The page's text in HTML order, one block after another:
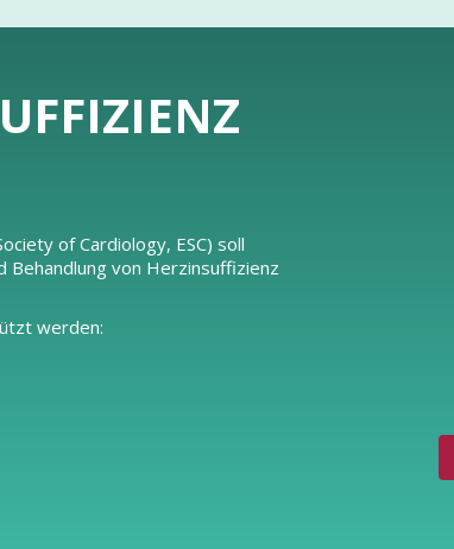
of Cardiology, ESC) soll
Behandlung von Herzinsuffizienz
werden: